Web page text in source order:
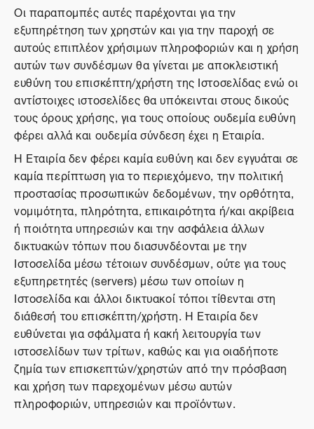
Οι παραπομπές αυτές παρέχονται για την
εξυπηρέτηση των χρηστών και για την παροχή σε
αυτούς επιπλέον χρήσιμων πληροφοριών και η χρήση
αυτών των συνδέσμων θα γίνεται με αποκλειστική
ευθύνη του επισκέπτη/χρήστη της Ιστοσελίδας ενώ οι
αντίστοιχες ιστοσελίδες θα υπόκεινται στους δικούς
τους όρους χρήσης, για τους οποίους ουδεμία ευθύνη
φέρει αλλά και ουδεμία σύνδεση έχει η Εταιρία.
Η Εταιρία δεν φέρει καμία ευθύνη και δεν εγγυάται σε
καμία περίπτωση για το περιεχόμενο, την πολιτική
προστασίας προσωπικών δεδομένων, την ορθότητα,
νομιμότητα, πληρότητα, επικαιρότητα ή/και ακρίβεια
ή ποιότητα υπηρεσιών και την ασφάλεια άλλων
δικτυακών τόπων που διασυνδέονται με την
Ιστοσελίδα μέσω τέτοιων συνδέσμων, ούτε για τους
εξυπηρετητές (servers) μέσω των οποίων η
Ιστοσελίδα και άλλοι δικτυακοί τόποι τίθενται στη
διάθεσή του επισκέπτη/χρήστη. Η Εταιρία δεν
ευθύνεται για σφάλματα ή κακή λειτουργία των
ιστοσελίδων των τρίτων, καθώς και για οιαδήποτε
ζημία των επισκεπτών/χρηστών από την πρόσβαση
και χρήση των παρεχομένων μέσω αυτών
πληροφοριών, υπηρεσιών και προϊόντων.